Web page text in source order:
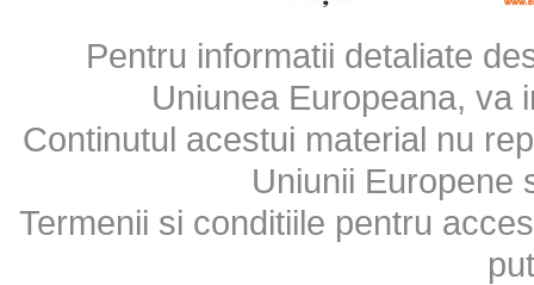
Pentru informatii detaliate
Uniunea Europeana, va
Continutul acestui material nu
Uniunii Europene
Termenii si conditiile pentru